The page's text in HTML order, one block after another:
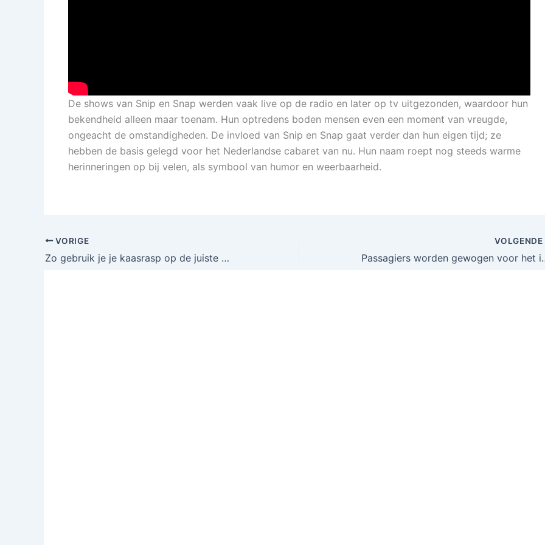
De shows van Snip en Snap werden vaak live op de radio en later op tv uitgezonden, waardoor hun
bekendheid alleen maar toenam. Hun optredens boden mensen even een moment van vreugde,
ongeacht de omstandigheden. De invloed van Snip en Snap gaat verder dan hun eigen tijd; ze
hebben de basis gelegd voor het Nederlandse cabaret van nu. Hun naam roept nog steeds warme
herinneringen op bij velen, als symbool van humor en weerbaarheid.
VORIGE
Zo gebruik je je kaasrasp op de juiste manier!
VOLGENDE
Passagiers worden